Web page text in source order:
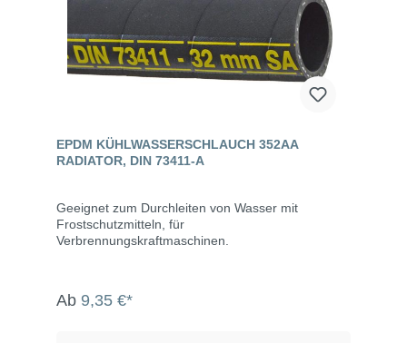
EPDM KÜHLWASSERSCHLAUCH 352AA
RADIATOR, DIN 73411-A
Geeignet zum Durchleiten von Wasser mit
Frostschutzmitteln, für
Verbrennungskraftmaschinen.
Ab 9,35 €*